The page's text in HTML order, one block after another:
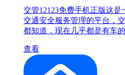
交管12123免费手机正版这
交通安全服务管理的平台，
都知道，现在几乎都是有车的
查看